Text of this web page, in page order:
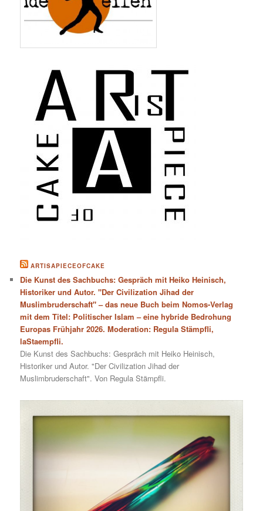
ARTISAPIECEOFCAKE
Die Kunst des Sachbuchs: Gespräch mit Heiko Heinisch,
Historiker und Autor. "Der Civilization Jihad der
Muslimbruderschaft" – das neue Buch beim Nomos-Verlag
mit dem Titel: Politischer Islam – eine hybride Bedrohung
Europas Frühjahr 2026. Moderation: Regula Stämpfli,
laStaempfli.
Die Kunst des Sachbuchs: Gespräch mit Heiko Heinisch,
Historiker und Autor. "Der Civilization Jihad der
Muslimbruderschaft". Von Regula Stämpfli.